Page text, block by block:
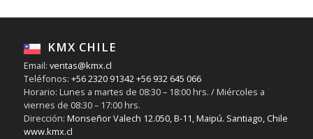
KMX CHILE
Email: ventas@kmx.cl
Teléfonos: +56 2320 91342+56 932 645 066
Horario: Lunes a martes de 08:30 – 18:00 hrs. / Miércoles a
viernes de 08:30 – 17:00 hrs.
Dirección: Monseñor Valech 12.050, B-11, Maipú. Santiago, Chile
www.kmx.cl